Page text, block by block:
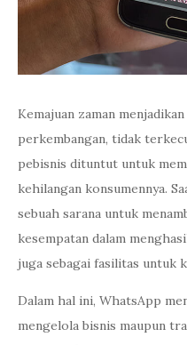
Kemajuan zaman
perkembangan, tidak
pebisnis dituntut untuk
kehilangan konsumennya.
sebuah sarana untuk
kesempatan dalam
juga sebagai fasilitas untuk
Dalam hal ini, WhatsApp
mengelola bisnis maupun